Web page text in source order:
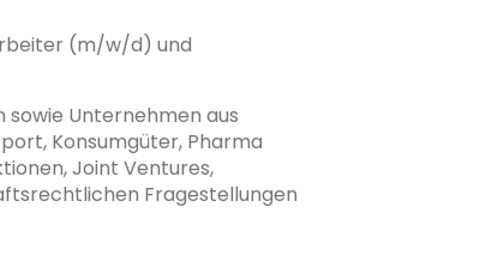
(m/w/d) und
Unternehmen aus
Konsumgüter, Pharma
Joint Ventures,
Fragestellungen